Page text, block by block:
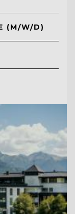
(M/W/D)